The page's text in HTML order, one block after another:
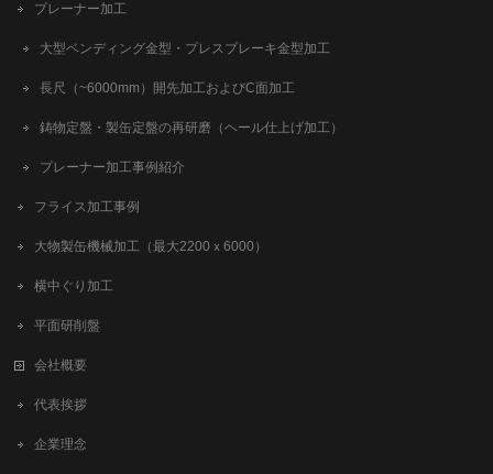
プレーナー加工
大型ベンディング金型・プレスブレーキ金型加工
長尺（~6000mm）開先加工およびC面加工
鋳物定盤・製缶定盤の再研磨（ヘール仕上げ加工）
プレーナー加工事例紹介
フライス加工事例
大物製缶機械加工（最大2200ｘ6000）
横中ぐり加工
平面研削盤
会社概要
代表挨拶
企業理念